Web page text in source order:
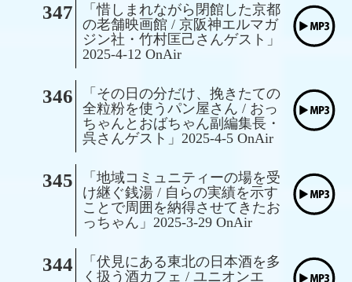
347
「惜しまれながら閉館した京都
の老舗映画館 / 京阪神エルマガ
ジン社・竹村匡己さんゲスト」
2025-4-12 OnAir
346
「その日の分だけ、挽きたての
全粒粉を使うパン屋さん / おっ
ちゃんとおばちゃん副編集長・
呉さんゲスト」2025-4-5 OnAir
345
「地域コミュニティーの場を受
け継ぐ銭湯 / 自らの実績を示す
ことで周囲を納得させてきたお
っちゃん」2025-3-29 OnAir
344
「伏見にある東北の日本酒を多
く扱う酒カフェ / ユニオンエ